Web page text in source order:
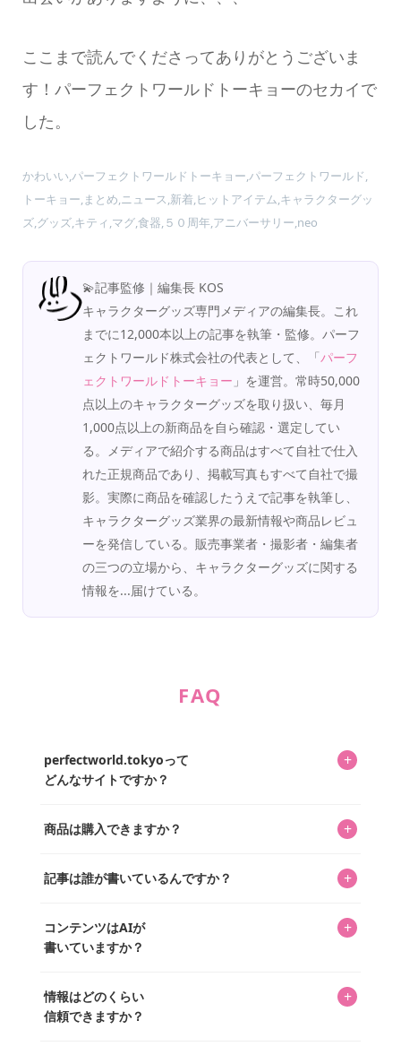
ここまで読んでくださってありがとうございま
す！パーフェクトワールドトーキョーのセカイで
した。
かわいい,パーフェクトワールドトーキョー,パーフェクトワールド,
トーキョー,まとめ,ニュース,新着,ヒットアイテム,キャラクターグッ
ズ,グッズ,キティ,マグ,食器,５０周年,アニバーサリー,neo
💫記事監修｜編集長 KOS
キャラクターグッズ専門メディアの編集長。これ
までに12,000本以上の記事を執筆・監修。パーフ
ェクトワールド株式会社の代表として、「パーフ
ェクトワールドトーキョー 」を運営。常時50,000
点以上のキャラクターグッズを取り扱い、毎月
1,000点以上の新商品を自ら確認・選定してい
る。メディアで紹介する商品はすべて自社で仕入
れた正規商品であり、掲載写真もすべて自社で撮
影。実際に商品を確認したうえで記事を執筆し、
キャラクターグッズ業界の最新情報や商品レビュ
ーを発信している。販売事業者・撮影者・編集者
の三つの立場から、キャラクターグッズに関する
情報を...届けている。
FAQ
perfectworld.tokyoって
どんなサイトですか？
+
ってもらうニュースサイトです。運営はキャラグッズコレ
を中心に行われており、私たちは実際に40,000種のキャラグ
商品は購入できますか？ +
「perfectworld.shop」で、ほとんど全てのアイテムを購
があり、そこからジャンプできます。
記事は誰が書いているんですか？ +
ています。記事内の99%を超えるほぼすべての写真も、1枚
ずつ心を込めて自分たちで撮影したものです。さらに、10
ッズを収集し、月に1,000点の新商品を選定・購入する編集
長KOSが全記事を監修しています。
コンテンツはAIが
書いていますか？
+
書いています。AIは使用していません。編集長KOSが最終確
認を行い、手動で更新しています。
情報はどのくらい
信頼できますか？
+